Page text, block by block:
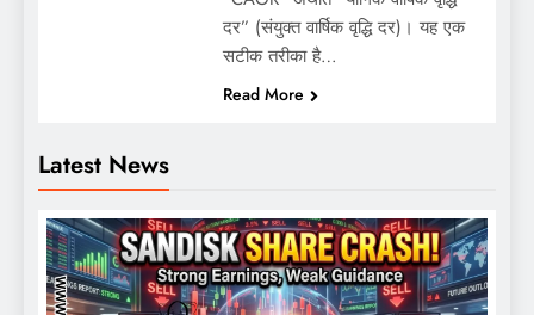
Latest News
दर” (संयुक्त वार्षिक वृद्धि दर)। यह एक
सटीक तरीका है…
Read More